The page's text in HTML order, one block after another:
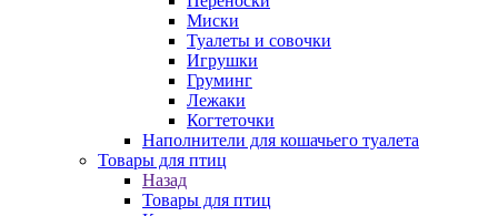
Миски
Туалеты и совочки
Игрушки
Груминг
Лежаки
Когтеточки
Наполнители для кошачьего туалета
Товары для птиц
Назад
Товары для птиц